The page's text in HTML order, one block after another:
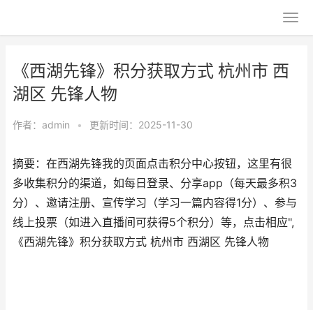
《西湖先锋》积分获取方式 杭州市 西
湖区 先锋人物
作者： admin • 更新时间：2025-11-30
摘要：在西湖先锋我的页面点击积分中心按钮，这里有很
多收集积分的渠道，如每日登录、分享app（每天最多积3
分）、邀请注册、宣传学习（学习一篇内容得1分）、参与
线上投票（如进入直播间可获得5个积分）等，点击相应",
《西湖先锋》积分获取方式 杭州市 西湖区 先锋人物